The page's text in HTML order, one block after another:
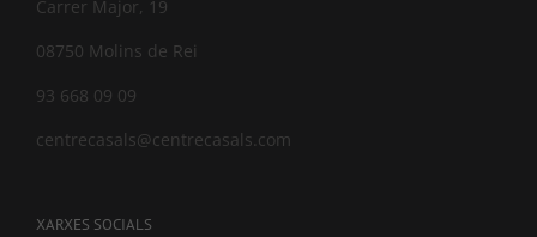
Carrer Major, 19
08750 Molins de Rei
93 668 09 09
centrecasals@centrecasals.com
XARXES SOCIALS